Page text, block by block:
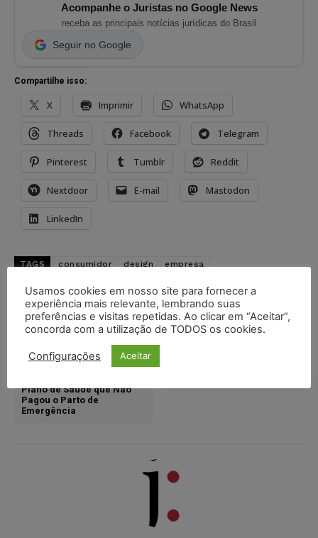
Acompanhe o Juristas no Google News
receba as principais notícias jurídicas do Brasil
Seguir no Google
Compartilhe isso:
X Imprimir WhatsApp
Threads Facebook Telegram
Pinterest Tumblr Reddit
Nextdoor E-mail Mastodon
LinkedIn
TAGS consumidor design
empresa
marca registrada
mercado nome
pequena empresa
registro de marca
símbolo
Artigo anterior
Plano de Saúde que Não
Pagou o Parto de
Emergência
Usamos cookies em nosso site para fornecer a
experiência mais relevante, lembrando suas
preferências e visitas repetidas. Ao clicar em “Aceitar”,
concorda com a utilização de TODOS os cookies.
Configurações Aceitar